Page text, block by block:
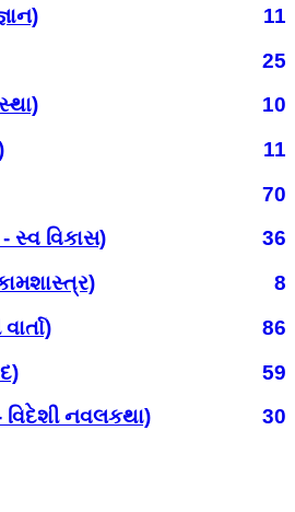
11
25
10
11
70
સ્વ વિકાસ)
36
8
86
59
નવલકથા)
30